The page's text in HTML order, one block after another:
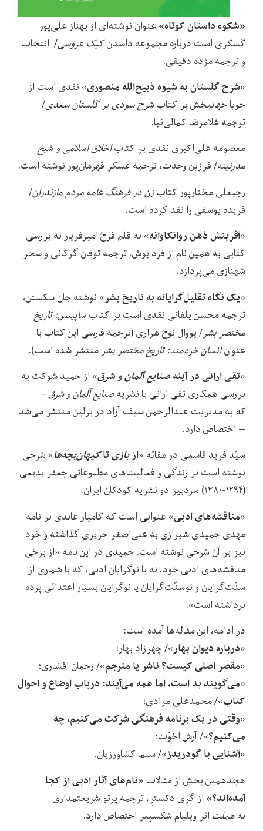
«شکوه داستان کوتاه»عنوان نوشته‌ای از بهناز علی‌پور
گسکری است درباره مجموعه داستانکیک عروسی/ انتخاب
و ترجمه مژده دقیقی.
«شرح گلستان به شیوه ذبیح‌الله منصوری» نقدی است از
جویا جهانبخش بر کتابشرح سودی بر گلستان سعدی/
ترجمه غلامرضا کمالی‌نیا.
معصومه علی‌اکبری نقدی بر کتاباخلاق اسلامی و شبح
مدرنیته/ فرزین وحدت، ترجمه عسکر قهرمان‌پور نوشته است.
رجبعلی مختارپور کتابزن در فرهنگ عامه مردم مازندران/
فریده یوسفی را نقد کرده است.
«آفرینش ذهن روانکاوانه» به قلم فرخ امیرفریار به بررسی
کتابی به همین نام از فرد بوش، ترجمه توفان گرکانی و سحر
شهنازی می‌پردازد.
«یک نگاه تقلیل‌گرایانه به تاریخ بشر» نوشته جان سکستن،
ترجمه محسن یلفانی نقدی است بر کتابساپینس: تاریخ
مختصر بشر/ یووال نوح هراری (ترجمه فارسی این کتاب با
عنوانانسان خردمند: تاریخ مختصر بشر منتشر شده است).
«تقی ارانی در آینهصنایع آلمان و شرق» از حمید شوکت به
بررسی همکاری تقی ارانی با نشریهصنایع آلمان و شرق –
که به مدیریت عبدالرحمن سیف آزاد در برلین منتشر می‌شد
– اختصاص دارد.
سیّد فرید قاسمی در مقاله «ازبازیتاکیهان‌بچه‌ها» شرحی
نوشته است بر زندگی و فعالیت‌های مطبوعاتی جعفر بدیعی
(۱۲۹۴-۱۳۸۰) سردبیر دو نشریه کودکان ایران.
«مناقشه‌های ادبی» عنوانی است که کامیار عابدی بر نامه
مهدی حمیدی شیرازی به علی‌اصغر حریری گذاشته و خود
نیز بر آن شرحی نوشته است. حمیدی در این نامه «از برخی
مناقشه‌های ادبی خود، نه با نوگرایان ادبی، که با شماری از
سنّت‌گرایان و نوسنّت‌گرایان یا نوگرایان بسیار اعتدالی پرده
برداشته است».
در ادامه، این مقاله‌ها آمده است:
«درباره دیوان بهار»/ چهرزاد بهار؛
«مقصر اصلی کیست؟ ناشر یا مترجم»/ رحمان افشاری؛
«می‌گویند بد است، اما همه می‌آیند: درباب اوضاع و احوال
کتاب»/ محمدعلی مرادی؛
«وقتی در یک برنامه فرهنگی شرکت می‌کنیم، چه
می‌کنیم؟»/ آرش اخوّت؛
«آشنایی با گودریدز»/ سلما کشاورزیان.
هجدهمین بخش از مقالات «نام‌های آثار ادبی از کجا
آمده‌اند؟» از گری دِکستِر، ترجمه پرتو شریعتمداری
بههملت اثر ویلیام شکسپیر اختصاص دارد.